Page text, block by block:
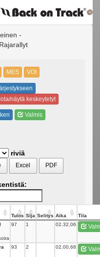
-
MES VOI
näytä keskeytetyt
Valmis
riviä
Excel PDF
Tulos Sija Selitys Aika
Tila
97 1 02.32,06
93 2 02.00,68